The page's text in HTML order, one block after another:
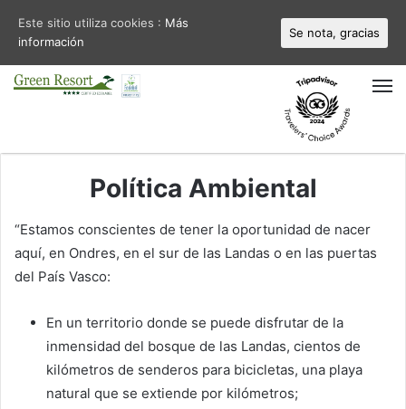
Política Ambiental
“Estamos conscientes de tener la oportunidad de nacer
aquí, en Ondres, en el sur de las Landas o en las puertas
del País Vasco:
En un territorio donde se puede disfrutar de la
inmensidad del bosque de las Landas, cientos de
kilómetros de senderos para bicicletas, una playa
natural que se extiende por kilómetros;
Este sitio utiliza cookies : Más
información
Se nota, gracias